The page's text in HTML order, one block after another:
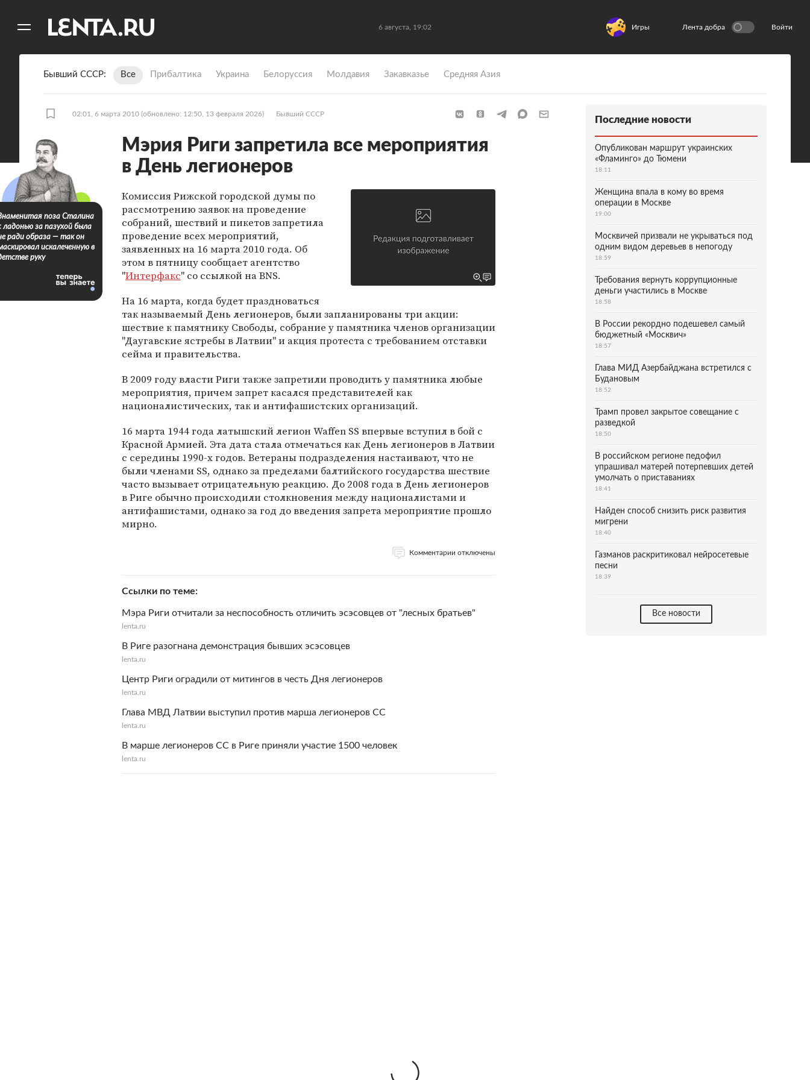
6 августа, 19:02 Игры Лента добра Войти
Бывший СССР Все Прибалтика Украина Белоруссия Молдавия Закавказье Средняя Азия
02:01, 6 марта 2010 (обновлено: 12:50, 13 февраля 2026) Бывший СССР
Мэрия Риги запретила все мероприятия
в День легионеров
Комиссия Рижской городской думы по
рассмотрению заявок на проведение
собраний, шествий и пикетов запретила
проведение всех мероприятий,
заявленных на 16 марта 2010 года. Об
этом в пятницу сообщает агентство
"Интерфакс" со ссылкой на BNS.
На 16 марта, когда будет праздноваться
так называемый День легионеров, были запланированы три акции:
шествие к памятнику Свободы, собрание у памятника членов организации
"Даугавские ястребы в Латвии" и акция протеста с требованием отставки
сейма и правительства.
В 2009 году власти Риги также запретили проводить у памятника любые
мероприятия, причем запрет касался представителей как
националистических, так и антифашистских организаций.
16 марта 1944 года латышский легион Waffen SS впервые вступил в бой с
Красной Армией. Эта дата стала отмечаться как День легионеров в Латвии
с середины 1990-х годов. Ветераны подразделения настаивают, что не
были членами SS, однако за пределами балтийского государства шествие
часто вызывает отрицательную реакцию. До 2008 года в День легионеров
в Риге обычно происходили столкновения между националистами и
антифашистами, однако за год до введения запрета мероприятие прошло
мирно.
Комментарии отключены
Ссылки по теме
Мэра Риги отчитали за неспособность отличить эсэсовцев от "лесных братьев"
lenta.ru
В Риге разогнана демонстрация бывших эсэсовцев
lenta.ru
Центр Риги оградили от митингов в честь Дня легионеров
lenta.ru
Глава МВД Латвии выступил против марша легионеров СС
lenta.ru
В марше легионеров СС в Риге приняли участие 1500 человек
lenta.ru
поза Сталина
ладонью за пазухой была
ради образа — так он
искалеченную в
руку
Последние новости
Опубликован маршрут украинских
«Фламинго» до Тюмени
18:11
Женщина впала в кому во время
операции в Москве
19:00
Москвичей призвали не укрываться под
одним видом деревьев в непогоду
18:59
Требования вернуть коррупционные
деньги участились в Москве
18:58
В России рекордно подешевел самый
бюджетный «Москвич»
18:57
Глава МИД Азербайджана встретился с
Будановым
18:52
Трамп провел закрытое совещание с
разведкой
18:50
В российском регионе педофил
упрашивал матерей потерпевших детей
умолчать о приставаниях
18:41
Найден способ снизить риск развития
мигрени
18:40
Газманов раскритиковал нейросетевые
песни
18:39
Все новости